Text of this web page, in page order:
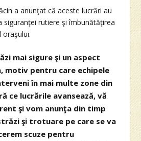
a anunţat că aceste lucrări au
siguranţei rutiere şi îmbunătăţirea
oraşului.
mai sigure şi un aspect
motiv pentru care echipele
în mai multe zone din
ce lucrările avansează, vă
şi vom anunţa din timp
şi trotuare pe care se va
scuze pentru